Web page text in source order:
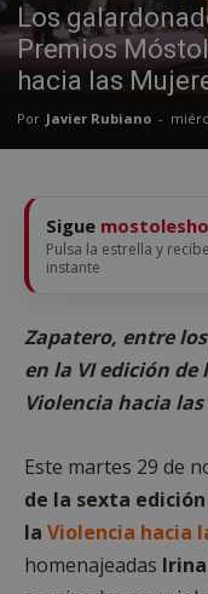
Los
Premios
hacia las
Por Javier Rubiano -
Sigue
Pulsa la estrella y
instante
Zapatero, entre
en la VI edición
Violencia hacia
Este martes 29 de
de la sexta
la Violencia hacia
homenajeadas